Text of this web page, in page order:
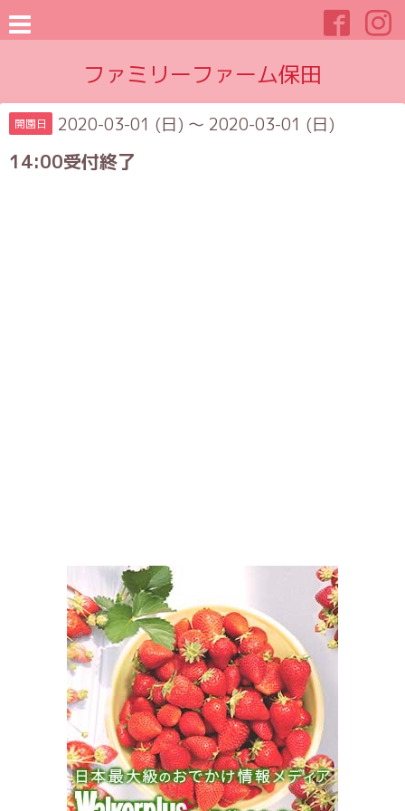
ファミリーファーム保田
開園日 2020-03-01 (日) ～ 2020-03-01 (日)
14:00受付終了